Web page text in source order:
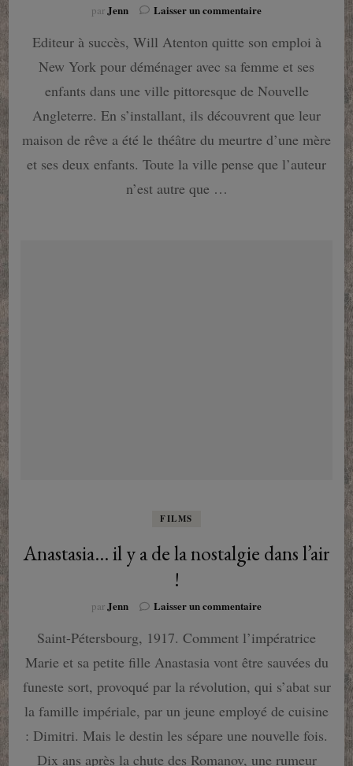
par Jenn Laisser un commentairesur
House…
une
maison
rêve
devient
cauchemar
Editeur à succès, Will Atenton quitte son emploi à
New York pour déménager avec sa femme et ses
enfants dans une ville pittoresque de Nouvelle
Angleterre. En s’installant, ils découvrent que leur
maison de rêve a été le théâtre du meurtre d’une mère
et ses deux enfants. Toute la ville pense que l’auteur
n’est autre que …
FILMS
Anastasia… il y a de la nostalgie dans l’air
!
parJenn Laisser un commentairesur
il
a
de
nostalgie
dans
!
Saint-Pétersbourg, 1917. Comment l’impératrice
Marie et sa petite fille Anastasia vont être sauvées du
funeste sort, provoqué par la révolution, qui s’abat sur
la famille impériale, par un jeune employé de cuisine
: Dimitri. Mais le destin les sépare une nouvelle fois.
Dix ans après la chute des Romanov, une rumeur